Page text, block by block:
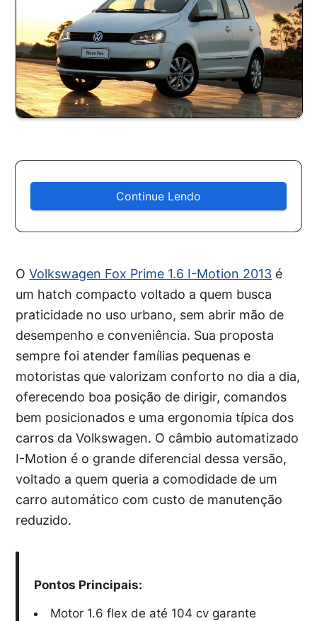
Continue Lendo
OVolkswagen Fox Prime 1.6 I-Motion 2013 é
um hatch compacto voltado a quem busca
praticidade no uso urbano, sem abrir mão de
desempenho e conveniência. Sua proposta
sempre foi atender famílias pequenas e
motoristas que valorizam conforto no dia a dia,
oferecendo boa posição de dirigir, comandos
bem posicionados e uma ergonomia típica dos
carros da Volkswagen. O câmbio automatizado
I-Motion é o grande diferencial dessa versão,
voltado a quem queria a comodidade de um
carro automático com custo de manutenção
reduzido.
Pontos Principais:
Motor 1.6 flex de até 104 cv garante